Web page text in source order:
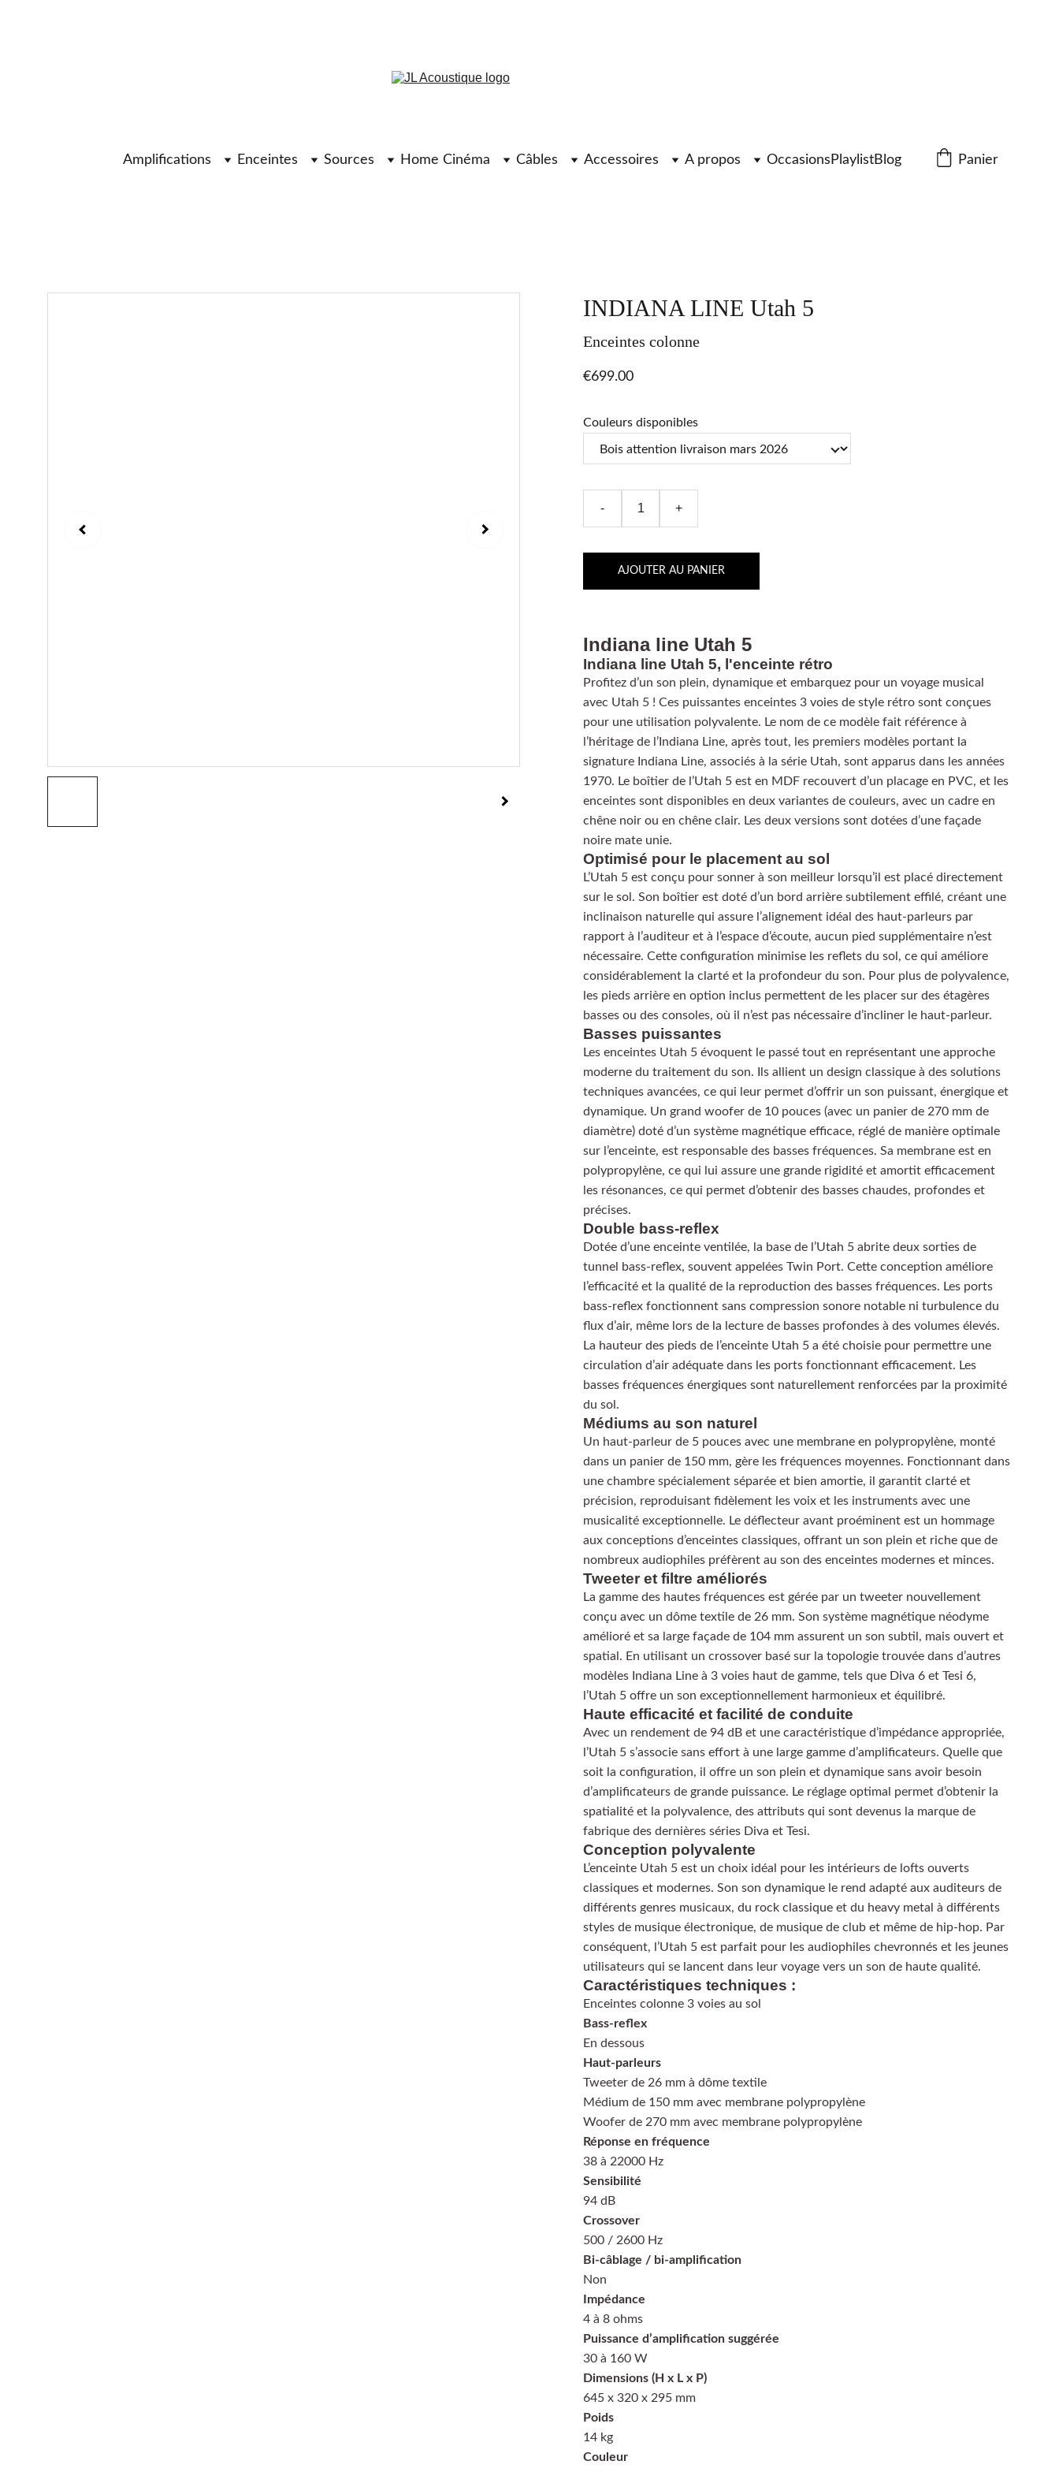
Amplifications Enceintes Sources Home Cinéma Câbles Accessoires A propos Occasions PlaylistBlog Panier
INDIANA LINE Utah 5
Enceintes colonne
€699.00
Couleurs disponibles
- +
AJOUTER AU PANIER
Indiana line Utah 5
Indiana line Utah 5, l'enceinte rétro
Profitez d’un son plein, dynamique et embarquez pour un voyage musical
avec Utah 5 ! Ces puissantes enceintes 3 voies de style rétro sont conçues
pour une utilisation polyvalente. Le nom de ce modèle fait référence à
l’héritage de l’Indiana Line, après tout, les premiers modèles portant la
signature Indiana Line, associés à la série Utah, sont apparus dans les années
1970. Le boîtier de l’Utah 5 est en MDF recouvert d’un placage en PVC, et les
enceintes sont disponibles en deux variantes de couleurs, avec un cadre en
chêne noir ou en chêne clair. Les deux versions sont dotées d’une façade
noire mate unie.
Optimisé pour le placement au sol
L’Utah 5 est conçu pour sonner à son meilleur lorsqu’il est placé directement
sur le sol. Son boîtier est doté d’un bord arrière subtilement effilé, créant une
inclinaison naturelle qui assure l’alignement idéal des haut-parleurs par
rapport à l’auditeur et à l’espace d’écoute, aucun pied supplémentaire n’est
nécessaire. Cette configuration minimise les reflets du sol, ce qui améliore
considérablement la clarté et la profondeur du son. Pour plus de polyvalence,
les pieds arrière en option inclus permettent de les placer sur des étagères
basses ou des consoles, où il n’est pas nécessaire d’incliner le haut-parleur.
Basses puissantes
Les enceintes Utah 5 évoquent le passé tout en représentant une approche
moderne du traitement du son. Ils allient un design classique à des solutions
techniques avancées, ce qui leur permet d’offrir un son puissant, énergique et
dynamique. Un grand woofer de 10 pouces (avec un panier de 270 mm de
diamètre) doté d’un système magnétique efficace, réglé de manière optimale
sur l’enceinte, est responsable des basses fréquences. Sa membrane est en
polypropylène, ce qui lui assure une grande rigidité et amortit efficacement
les résonances, ce qui permet d’obtenir des basses chaudes, profondes et
précises.
Double bass-reflex
Dotée d’une enceinte ventilée, la base de l’Utah 5 abrite deux sorties de
tunnel bass-reflex, souvent appelées Twin Port. Cette conception améliore
l’efficacité et la qualité de la reproduction des basses fréquences. Les ports
bass-reflex fonctionnent sans compression sonore notable ni turbulence du
flux d’air, même lors de la lecture de basses profondes à des volumes élevés.
La hauteur des pieds de l’enceinte Utah 5 a été choisie pour permettre une
circulation d’air adéquate dans les ports fonctionnant efficacement. Les
basses fréquences énergiques sont naturellement renforcées par la proximité
du sol.
Médiums au son naturel
Un haut-parleur de 5 pouces avec une membrane en polypropylène, monté
dans un panier de 150 mm, gère les fréquences moyennes. Fonctionnant dans
une chambre spécialement séparée et bien amortie, il garantit clarté et
précision, reproduisant fidèlement les voix et les instruments avec une
musicalité exceptionnelle. Le déflecteur avant proéminent est un hommage
aux conceptions d’enceintes classiques, offrant un son plein et riche que de
nombreux audiophiles préfèrent au son des enceintes modernes et minces.
Tweeter et filtre améliorés
La gamme des hautes fréquences est gérée par un tweeter nouvellement
conçu avec un dôme textile de 26 mm. Son système magnétique néodyme
amélioré et sa large façade de 104 mm assurent un son subtil, mais ouvert et
spatial. En utilisant un crossover basé sur la topologie trouvée dans d’autres
modèles Indiana Line à 3 voies haut de gamme, tels que Diva 6 et Tesi 6,
l’Utah 5 offre un son exceptionnellement harmonieux et équilibré.
Haute efficacité et facilité de conduite
Avec un rendement de 94 dB et une caractéristique d’impédance appropriée,
l’Utah 5 s’associe sans effort à une large gamme d’amplificateurs. Quelle que
soit la configuration, il offre un son plein et dynamique sans avoir besoin
d’amplificateurs de grande puissance. Le réglage optimal permet d’obtenir la
spatialité et la polyvalence, des attributs qui sont devenus la marque de
fabrique des dernières séries Diva et Tesi.
Conception polyvalente
L’enceinte Utah 5 est un choix idéal pour les intérieurs de lofts ouverts
classiques et modernes. Son son dynamique le rend adapté aux auditeurs de
différents genres musicaux, du rock classique et du heavy metal à différents
styles de musique électronique, de musique de club et même de hip-hop. Par
conséquent, l’Utah 5 est parfait pour les audiophiles chevronnés et les jeunes
utilisateurs qui se lancent dans leur voyage vers un son de haute qualité.
Caractéristiques techniques :
Enceintes colonne 3 voies au sol
Bass-reflex
En dessous
Haut-parleurs
Tweeter de 26 mm à dôme textile
Médium de 150 mm avec membrane polypropylène
Woofer de 270 mm avec membrane polypropylène
Réponse en fréquence
38 à 22000 Hz
Sensibilité
94 dB
Crossover
500 / 2600 Hz
Bi-câblage / bi-amplification
Non
Impédance
4 à 8 ohms
Puissance d’amplification suggérée
30 à 160 W
Dimensions (H x L x P)
645 x 320 x 295 mm
Poids
14 kg
Couleur